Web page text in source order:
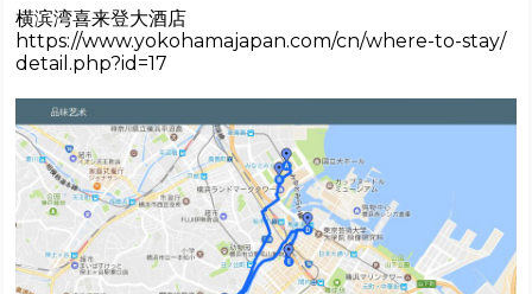
横滨湾喜来登大酒店
https://www.yokohamajapan.com/cn/where-to-stay/
detail.php?id=17